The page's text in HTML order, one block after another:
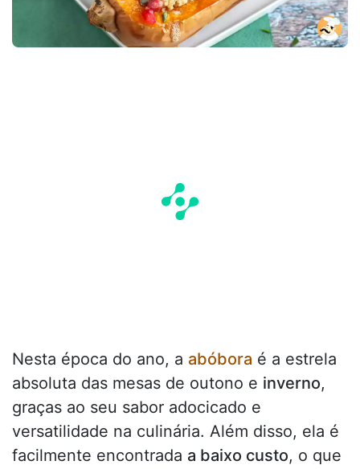
Nesta época do ano, a abóbora é a estrela
absoluta das mesas de outono e inverno,
graças ao seu sabor adocicado e
versatilidade na culinária. Além disso, ela é
facilmente encontrada a baixo custo, o que